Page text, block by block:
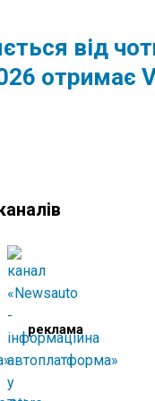
від
отримає
реклама